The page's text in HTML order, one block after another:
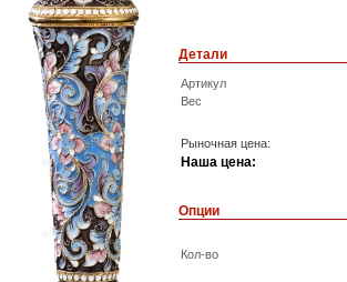
Детали
Артикул
Вес
Рыночная цена:
Наша цена:
Опции
Кол-во